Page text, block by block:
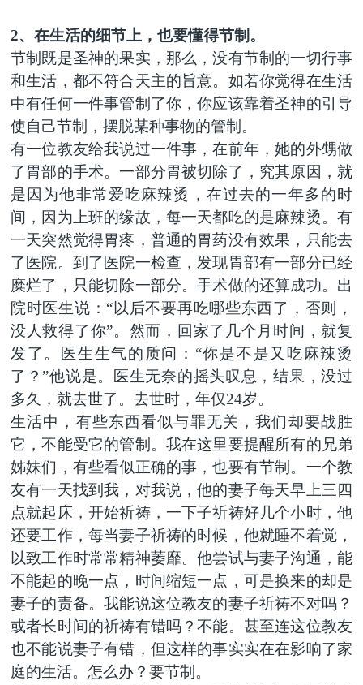
2、在生活的细节上，也要懂得节制。
节制既是圣神的果实，那么，没有节制的一切行事
和生活，都不符合天主的旨意。如若你觉得在生活
中有任何一件事管制了你，你应该靠着圣神的引导
使自己节制，摆脱某种事物的管制。
有一位教友给我说过一件事，在前年，她的外甥做
了胃部的手术。一部分胃被切除了，究其原因，就
是因为他非常爱吃麻辣烫，在过去的一年多的时
间，因为上班的缘故，每一天都吃的是麻辣烫。有
一天突然觉得胃疼，普通的胃药没有效果，只能去
了医院。到了医院一检查，发现胃部有一部分已经
糜烂了，只能切除一部分。手术做的还算成功。出
院时医生说：“以后不要再吃哪些东西了，否则，
没人救得了你”。然而，回家了几个月时间，就复
发了。医生生气的质问：“你是不是又吃麻辣烫
了？”他说是。医生无奈的摇头叹息，结果，没过
多久，就去世了。去世时，年仅24岁。
生活中，有些东西看似与罪无关，我们却要战胜
它，不能受它的管制。我在这里要提醒所有的兄弟
姊妹们，有些看似正确的事，也要有节制。一个教
友有一天找到我，对我说，他的妻子每天早上三四
点就起床，开始祈祷，一下子祈祷好几个小时，他
还要工作，每当妻子祈祷的时候，他就睡不着觉，
以致工作时常常精神萎靡。他尝试与妻子沟通，能
不能起的晚一点，时间缩短一点，可是换来的却是
妻子的责备。我能说这位教友的妻子祈祷不对吗？
或者长时间的祈祷有错吗？不能。甚至连这位教友
也不能说妻子有错，但这样的事实实在在影响了家
庭的生活。怎么办？要节制。